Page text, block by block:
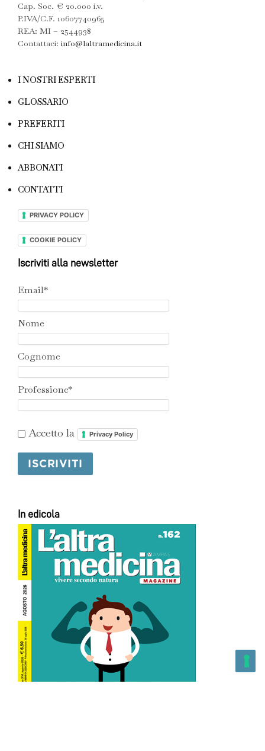
Cap. Soc. € 20.000 i.v.
P.IVA/C.F. 10607740965
REA: MI – 2544938
Contattaci: info@laltramedicina.it
I NOSTRI ESPERTI
GLOSSARIO
PREFERITI
CHI SIAMO
ABBONATI
CONTATTI
PRIVACY POLICY
COOKIE POLICY
Iscriviti alla newsletter
Email*
Nome
Cognome
Professione*
Accetto la Privacy Policy
In edicola